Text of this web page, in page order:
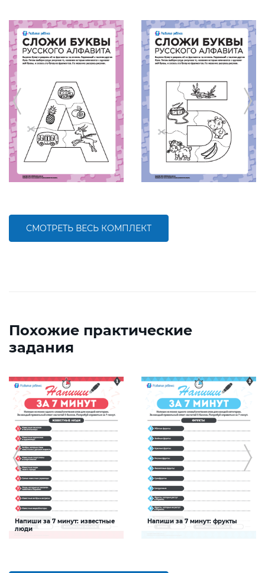
СМОТРЕТЬ ВЕСЬ КОМПЛЕКТ
Похожие практические
задания
Напиши за 7 минут: известные
люди
Напиши за 7 минут: фрукты